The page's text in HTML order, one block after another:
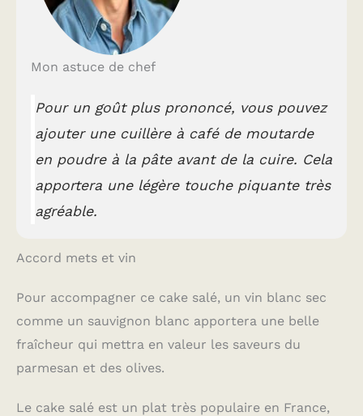
Mon astuce de chef
Pour un goût plus prononcé, vous pouvez
ajouter une cuillère à café de moutarde
en poudre à la pâte avant de la cuire. Cela
apportera une légère touche piquante très
agréable.
Accord mets et vin
Pour accompagner ce cake salé, un vin blanc sec
comme un sauvignon blanc apportera une belle
fraîcheur qui mettra en valeur les saveurs du
parmesan et des olives.
Le cake salé est un plat très populaire en France,